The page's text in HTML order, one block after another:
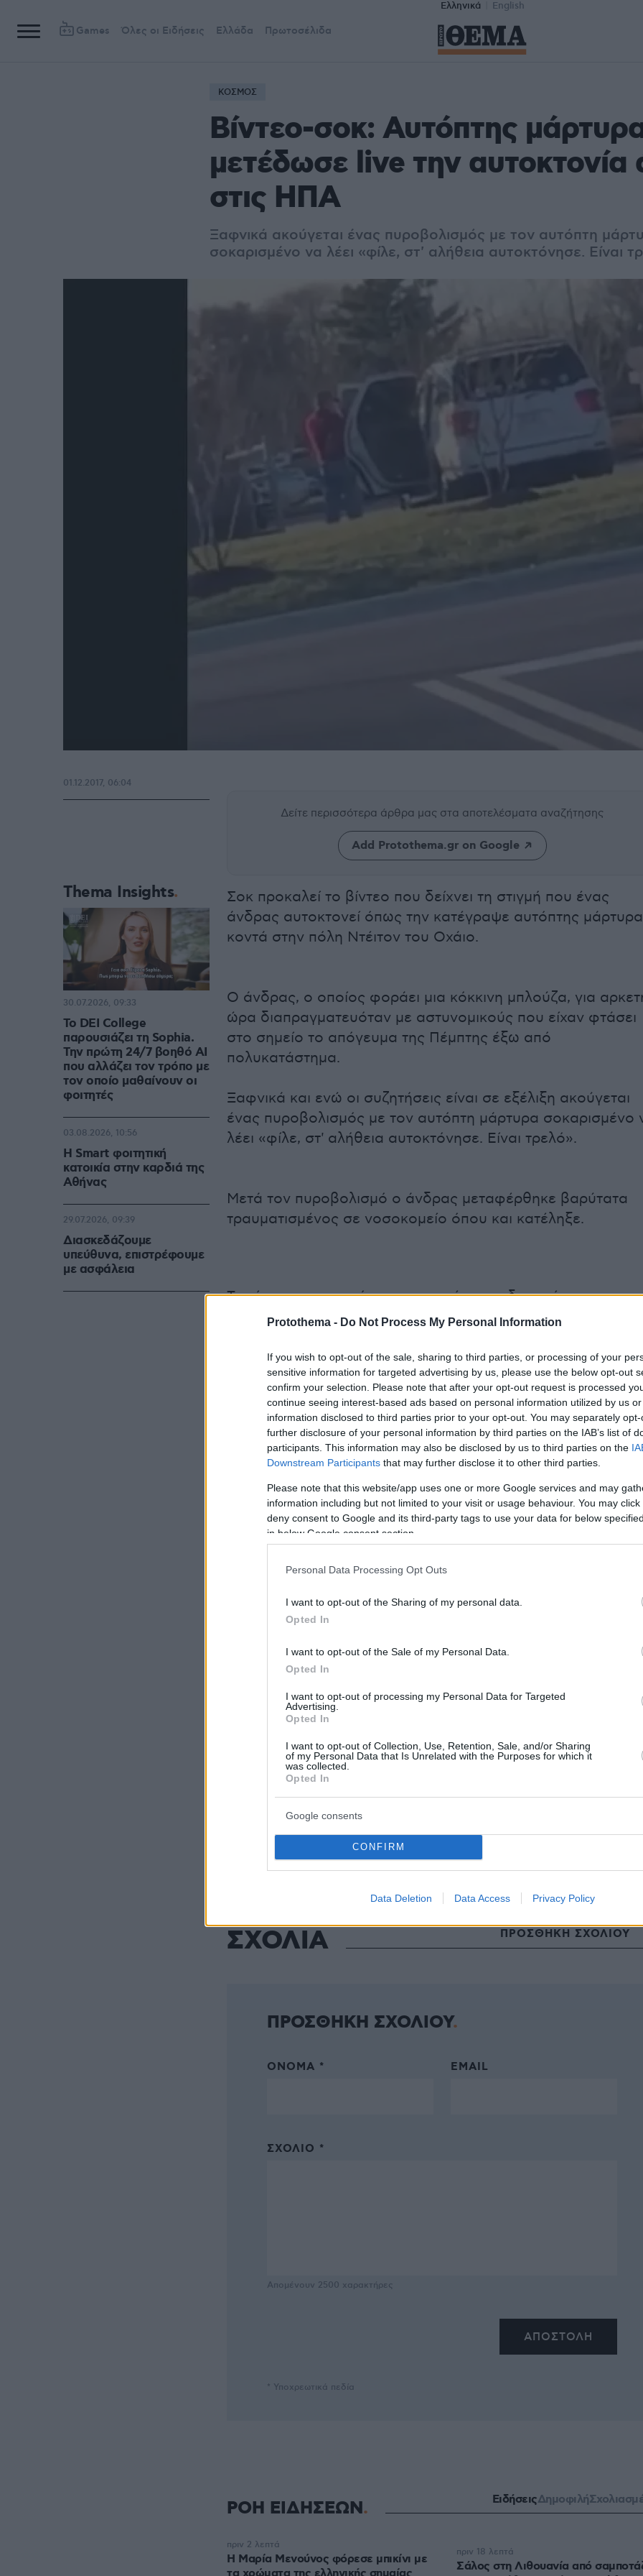
Protothema - Do Not Process My Personal Information
If you wish to opt-out of the sale, sharing to third parties, or processing of your
sensitive information for targeted advertising by us, please use the below opt-out
confirm your selection. Please note that after your opt-out request is processed
continue seeing interest-based ads based on personal information utilized by us
information disclosed to third parties prior to your opt-out. You may separately
further disclosure of your personal information by third parties on the IAB’s list of
participants. This information may also be disclosed by us to third parties on the
Downstream Participants that may further disclose it to other third parties.
Please note that this website/app uses one or more Google services and may
information including but not limited to your visit or usage behaviour. You may
deny consent to Google and its third-party tags to use your data for below
in below Google consent section.
Personal Data Processing Opt Outs
I want to opt-out of the Sharing of my personal data.
Opted In
I want to opt-out of the Sale of my Personal Data.
Opted In
I want to opt-out of processing my Personal Data for Targeted
Advertising.
Opted In
I want to opt-out of Collection, Use, Retention, Sale, and/or Sharing
of my Personal Data that Is Unrelated with the Purposes for which it
was collected.
Opted In
Google consents
CONFIRM
Data Deletion Data Access Privacy Policy
Ελληνικά English
Games Όλες οι Ειδήσεις Ελλάδα Πρωτοσέλιδα
ΚΟΣΜΟΣ
Βίντεο-σοκ: Αυτόπτης
μετέδωσε live την αυτοκτονία
στις ΗΠΑ
Ξαφνικά ακούγεται ένας πυροβολισμός με τον αυτόπτη
σοκαρισμένο να λέει «φίλε, στ' αλήθεια αυτοκτόνησε. Είναι
Δείτε περισσότερα άρθρα μας στα αποτελέσματα αναζήτησης
Add Protothema.gr on Google
Σοκ προκαλεί το βίντεο που δείχνει τη στιγμή που ένας
άνδρας αυτοκτονεί όπως την κατέγραψε αυτόπτης
κοντά στην πόλη Ντέιτον του Οχάιο.
Ο άνδρας, ο οποίος φοράει μια κόκκινη μπλούζα, για
ώρα διαπραγματευόταν με αστυνομικούς που είχαν φτάσει
στο σημείο το απόγευμα της Πέμπτης έξω από
πολυκατάστημα.
Ξαφνικά και ενώ οι συζητήσεις είναι σε εξέλιξη ακούγεται
ένας πυροβολισμός με τον αυτόπτη μάρτυρα σοκαρισμένο
λέει «φίλε, στ' αλήθεια αυτοκτόνησε. Είναι τρελό».
Μετά τον πυροβολισμό ο άνδρας μεταφέρθηκε βαρύτατα
τραυματισμένος σε νοσοκομείο όπου και κατέληξε.
Τα κίνητρα του αυτόχειρα παραμένουν αδιευκρίνιστα και
ερευνώνται.
01.12.2017, 06:04
Thema Insights
Το DEI College
παρουσιάζει τη Sophia.
Την πρώτη 24/7 βοηθό AI
που αλλάζει τον τρόπο με
τον οποίο μαθαίνουν οι
φοιτητές
30.07.2026, 09:33
Η Smart φοιτητική
κατοικία στην καρδιά της
Αθήνας
03.08.2026, 10:56
Διασκεδάζουμε
υπεύθυνα, επιστρέφουμε
με ασφάλεια
29.07.2026, 09:39
Protothema.gr
ΣΧΟΛΙΑ ΠΡΟΣΘΗΚΗ ΣΧΟΛΙΟΥ
ΠΡΟΣΘΗΚΗ ΣΧΟΛΙΟΥ
ΌΝΟΜΑ * EMAIL
ΣΧΌΛΙΟ *
Απομένουν 2500 χαρακτήρες
* Υποχρεωτικά πεδία
ΡΟΗ ΕΙΔΗΣΕΩΝ ΕιδήσειςΔημοφιλή
Η Μαρία Μενούνος φόρεσε μπικίνι με
πριν 2 λεπτά
Σάλος στη Λιθουανία από
πριν 18 λεπτά